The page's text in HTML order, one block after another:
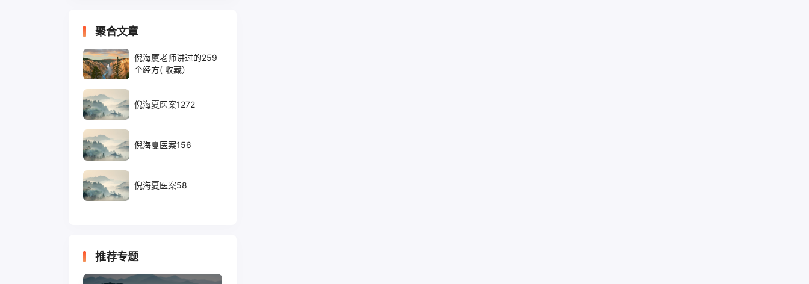
聚合文章
倪海厦老师讲过的259
个经方( 收藏）
倪海夏医案1272
倪海夏医案156
倪海夏医案58
推荐专题